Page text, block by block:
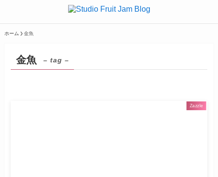
ホーム 金魚
金魚 – tag –
Zazzle